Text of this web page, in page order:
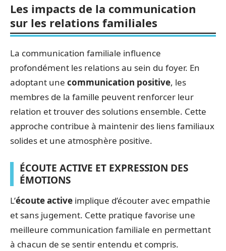
Les impacts de la communication
sur les relations familiales
La communication familiale influence
profondément les relations au sein du foyer. En
adoptant une communication positive, les
membres de la famille peuvent renforcer leur
relation et trouver des solutions ensemble. Cette
approche contribue à maintenir des liens familiaux
solides et une atmosphère positive.
ÉCOUTE ACTIVE ET EXPRESSION DES
ÉMOTIONS
L’écoute active implique d’écouter avec empathie
et sans jugement. Cette pratique favorise une
meilleure communication familiale en permettant
à chacun de se sentir entendu et compris.